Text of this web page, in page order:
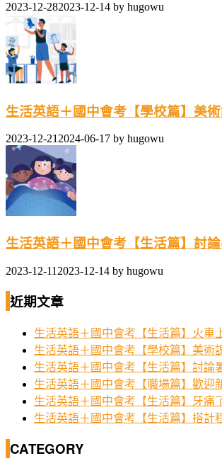
2023-12-282023-12-14 by hugowu
生活英語＋國中會考【學校篇】美
2023-12-212024-06-17 by hugowu
生活英語＋國中會考【生活篇】討
2023-12-11 2023-12-14 by hugowu
近期文章
生活英語＋國中會考【生活篇】火車
生活英語＋國中會考【學校篇】美術
生活英語＋國中會考【生活篇】討論
生活英語＋國中會考【職場篇】歡迎
生活英語＋國中會考【生活篇】牙痛
生活英語＋國中會考【生活篇】搭計
CATEGORY